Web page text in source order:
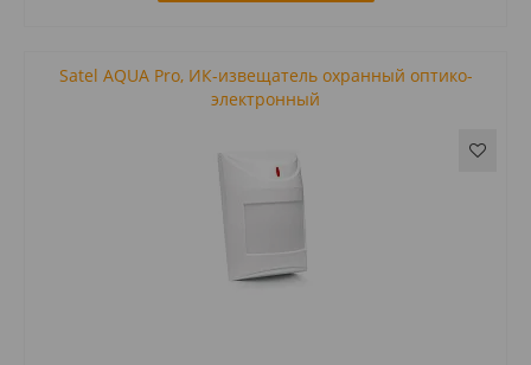
Satel AQUA Pro, ИК-извещатель охранный оптико-
электронный